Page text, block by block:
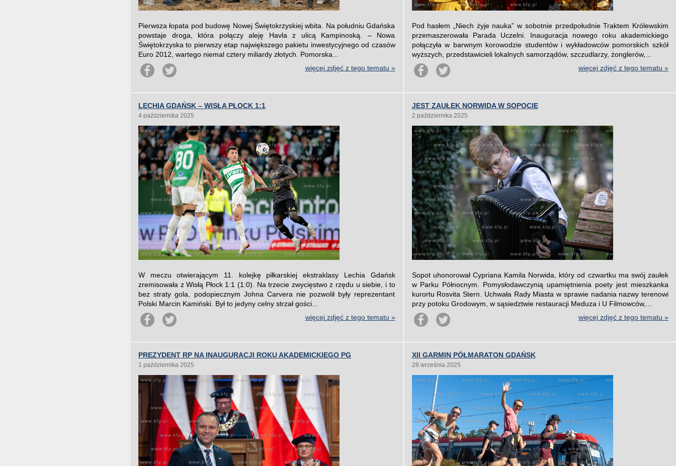
Pierwsza łopata pod budowę Nowej Świętokrzyskiej wbita. Na południu Gdańska
powstaje droga, która połączy aleję Havla z ulicą Kampinoską. – Nowa
Świętokrzyska to pierwszy etap największego pakietu inwestycyjnego od czasów
Euro 2012, wartego niemal cztery miliardy złotych. Pomorska...
więcej zdjęć z tego tematu »
Pod hasłem „Niech żyje nauka” w sobotnie przedpołudnie Traktem Królewskim
przemaszerowała Parada Uczelni. Inauguracja nowego roku akademickiego
połączyła w barwnym korowodzie studentów i wykładowców pomorskich szkół
wyższych, przedstawicieli lokalnych samorządów, szczudlarzy, żonglerów,...
więcej zdjęć z tego tematu »
LECHIA GDAŃSK – WISŁA PŁOCK 1:1
4 października 2025
W meczu otwierającym 11. kolejkę piłkarskiej ekstraklasy Lechia Gdańsk
zremisowała z Wisłą Płock 1:1 (1:0). Na trzecie zwycięstwo z rzędu u siebie, i to
bez straty gola, podopiecznym Johna Carvera nie pozwolił były reprezentant
Polski Marcin Kamiński. Był to jedyny celny strzał gości...
więcej zdjęć z tego tematu »
JEST ZAUŁEK NORWIDA W SOPOCIE
2 października 2025
Sopot uhonorował Cypriana Kamila Norwida, który od czwartku ma swój zaułek
w Parku Północnym. Pomysłodawczynią upamiętnienia poety jest mieszkanka
kurortu Rosvita Stern. Uchwała Rady Miasta w sprawie nadania nazwy terenowi
przy potoku Grodowym, w sąsiedztwie restauracji Meduza i U Filmowców,...
więcej zdjęć z tego tematu »
PREZYDENT RP NA INAUGURACJI ROKU AKADEMICKIEGO PG
1 października 2025
XII GARMIN PÓŁMARATON GDAŃSK
28 września 2025